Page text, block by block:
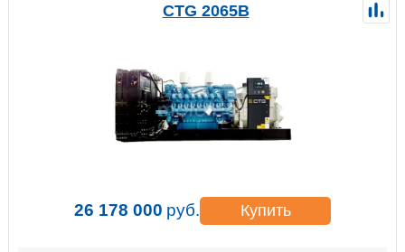
CTG 2065B
26 178 000 руб. Купить